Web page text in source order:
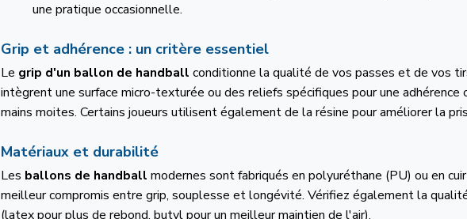
une pratique occasionnelle.
Grip et adhérence : un critère essentiel
Le grip d'un ballon de handball conditionne la qualité de vos passes et de vos
intègrent une surface micro-texturée ou des reliefs spécifiques pour une adhérence
mains moites. Certains joueurs utilisent également de la résine pour améliorer la
Matériaux et durabilité
Les ballons de handball modernes sont fabriqués en polyuréthane (PU) ou en
meilleur compromis entre grip, souplesse et longévité. Vérifiez également la
(latex pour plus de rebond, butyl pour un meilleur maintien de l'air).